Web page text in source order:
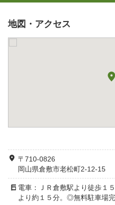
地図・アクセス
〒710-0826
岡山県倉敷市老松町2-12-15
電車：ＪＲ倉敷駅より徒歩１
より約１５分。◎無料駐車場